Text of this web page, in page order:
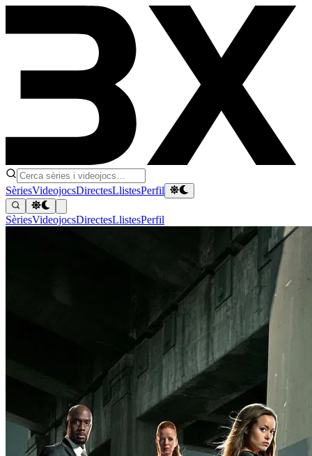
SèriesVideojocsDirectesLlistesPerfil
SèriesVideojocsDirectesLlistesPerfil